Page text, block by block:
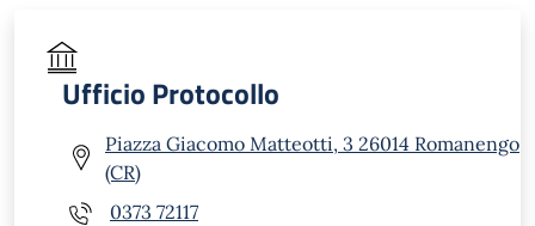
Ufficio Protocollo
Piazza Giacomo Matteotti, 3 26014 Romanengo
(CR)
0373 72117